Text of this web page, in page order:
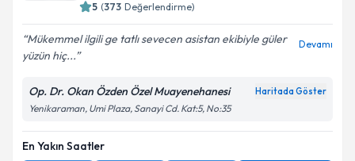
5 (373 Değerlendirme)
Mükemmel ilgili ge tatlı sevecen asistan ekibiyle güler
yüzün hiç...
Devamı
Op. Dr. Okan Özden Özel Muayenehanesi Haritada Göster
Yenikaraman, Umi Plaza, Sanayi Cd. Kat:5, No:35
En Yakın Saatler